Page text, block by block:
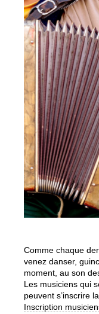
Comme chaque
venez danser,
moment, au son
Les musiciens qui
peuvent s’inscrire
Inscription